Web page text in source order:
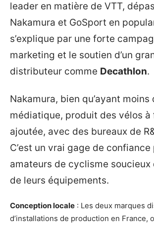
leader en matière de VTT,
Nakamura et GoSport en
s’explique par une forte
marketing et le soutien d’un
distributeur comme Decathlon.
Nakamura, bien qu’ayant
médiatique, produit des vélos
ajoutée, avec des bureaux de
C’est un vrai gage de confiance
amateurs de cyclisme soucieux
de leurs équipements.
Conception locale : Les deux marques
d’installations de production en France,